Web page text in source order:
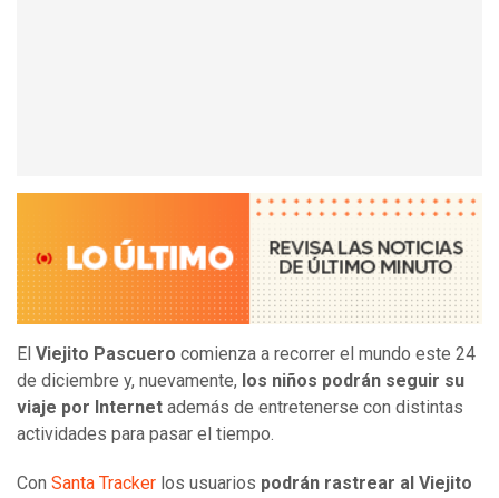
El Viejito Pascuero comienza a recorrer el mundo este 24
de diciembre y, nuevamente, los niños podrán seguir su
viaje por Internet además de entretenerse con distintas
actividades para pasar el tiempo.
Con Santa Tracker los usuarios podrán rastrear al Viejito